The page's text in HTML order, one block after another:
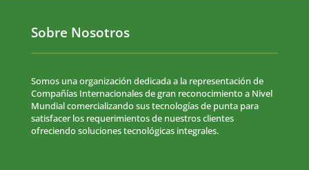
Sobre Nosotros
Somos una organización dedicada a la representación de
Compañías Internacionales de gran reconocimiento a Nivel
Mundial comercializando sus tecnologías de punta para
satisfacer los requerimientos de nuestros clientes
ofreciendo soluciones tecnológicas integrales.